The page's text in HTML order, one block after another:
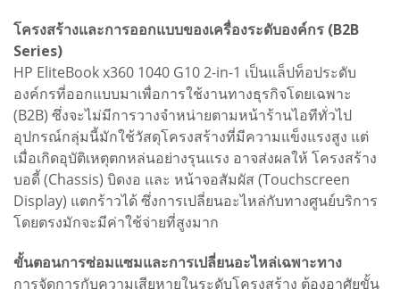
โครงสร้างและการออกแบบของเครื่องระดับองค์กร (B2B
Series)
HP EliteBook x360 1040 G10 2-in-1 เป็นแล็ปท็อประดับ
องค์กรที่ออกแบบมาเพื่อการใช้งานทางธุรกิจโดยเฉพาะ
(B2B) ซึ่งจะไม่มีการวางจำหน่ายตามหน้าร้านไอทีทั่วไป
อุปกรณ์กลุ่มนี้มักใช้วัสดุโครงสร้างที่มีความแข็งแรงสูง แต่
เมื่อเกิดอุบัติเหตุตกหล่นอย่างรุนแรง อาจส่งผลให้ โครงสร้าง
บอดี้ (Chassis) บิดงอ และ หน้าจอสัมผัส (Touchscreen
Display) แตกร้าวได้ ซึ่งการเปลี่ยนอะไหล่กับทางศูนย์บริการ
โดยตรงมักจะมีค่าใช้จ่ายที่สูงมาก
ขั้นตอนการซ่อมแซมและการเปลี่ยนอะไหล่เฉพาะทาง
การจัดการกับความเสียหายในระดับโครงสร้าง ต้องอาศัยขั้น